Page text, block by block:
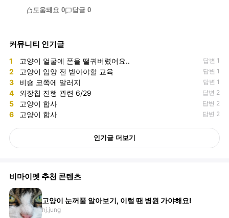
도움돼요 0 답글 0
커뮤니티 인기글
1 고양이 얼굴에 폰을 떨궈버렸어요.. 답변 1
2 고양이 입양 전 받아야할 교육 답변 1
3 비숑 코쪽에 알러지 답변 1
4 외장칩 진행 관련 6/29 답변 2
5 고양이 합사 답변 2
6 고양이 합사 답변 2
인기글 더보기
비마이펫 추천 콘텐츠
고양이 눈꺼풀 알아보기, 이럴 땐 병원 가야해요!
hj.jung